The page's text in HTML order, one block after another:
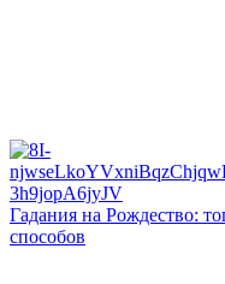
Гадания на Рождество:
способов